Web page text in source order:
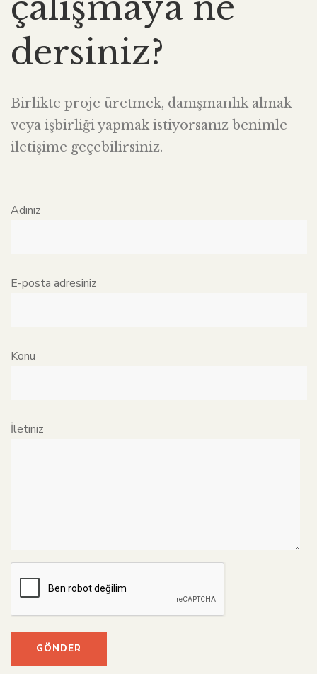
dersiniz?
Birlikte proje üretmek, danışmanlık almak
veya işbirliği yapmak istiyorsanız benimle
iletişime geçebilirsiniz.
Adınız
E-posta adresiniz
Konu
İletiniz